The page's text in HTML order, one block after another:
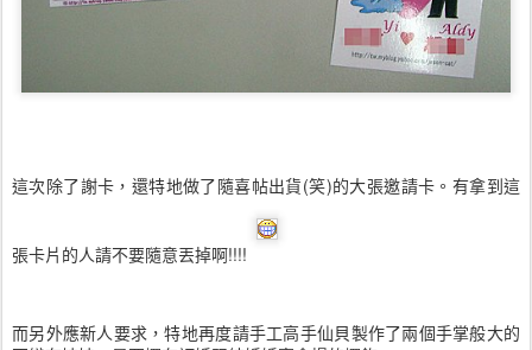
這次除了謝卡，還特地做了隨喜帖出貨(笑)的大張邀請卡。有拿到這
張卡片的人請不要隨意丟掉啊!!!!
而另外應新人要求，特地再度請手工高手仙貝製作了兩個手掌般大的